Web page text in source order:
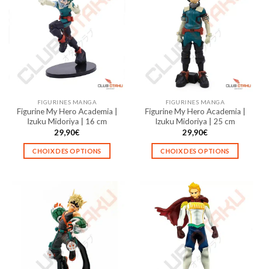
variations.
Les
options
peuvent
être
choisies
sur
page
du
produit
variations.
Les
options
peuvent
être
choisies
sur
page
du
produit
FIGURINES MANGA
Figurine My Hero Academia |
Izuku Midoriya | 16 cm
29,90€
CHOIX DES OPTIONS
plusieurs
variations.
Les
options
peuvent
être
FIGURINES MANGA
Figurine My Hero Academia |
Izuku Midoriya | 25 cm
29,90€
CHOIX DES OPTIONS
a
plusieurs
variations.
Les
options
peuvent
être